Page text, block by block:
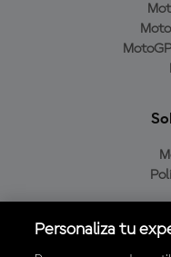
Personaliza tu